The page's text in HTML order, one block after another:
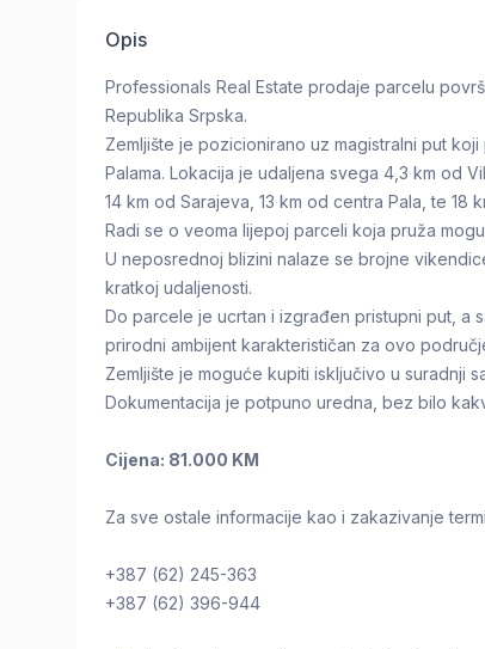
Opis
Professionals Real Estate prodaje parcelu
Republika Srpska.
Zemljište je pozicionirano uz magistralni put
Palama. Lokacija je udaljena svega 4,3 km od
14 km od Sarajeva, 13 km od centra Pala, te 18
Radi se o veoma lijepoj parceli koja pruža
U neposrednoj blizini nalaze se brojne
kratkoj udaljenosti.
Do parcele je ucrtan i izgrađen pristupni put, a
prirodni ambijent karakterističan za ovo
Zemljište je moguće kupiti isključivo u suradnji
Dokumentacija je potpuno uredna, bez bilo
Cijena: 81.000 KM
Za sve ostale informacije kao i zakazivanje
+387 (62) 245-363
+387 (62) 396-944